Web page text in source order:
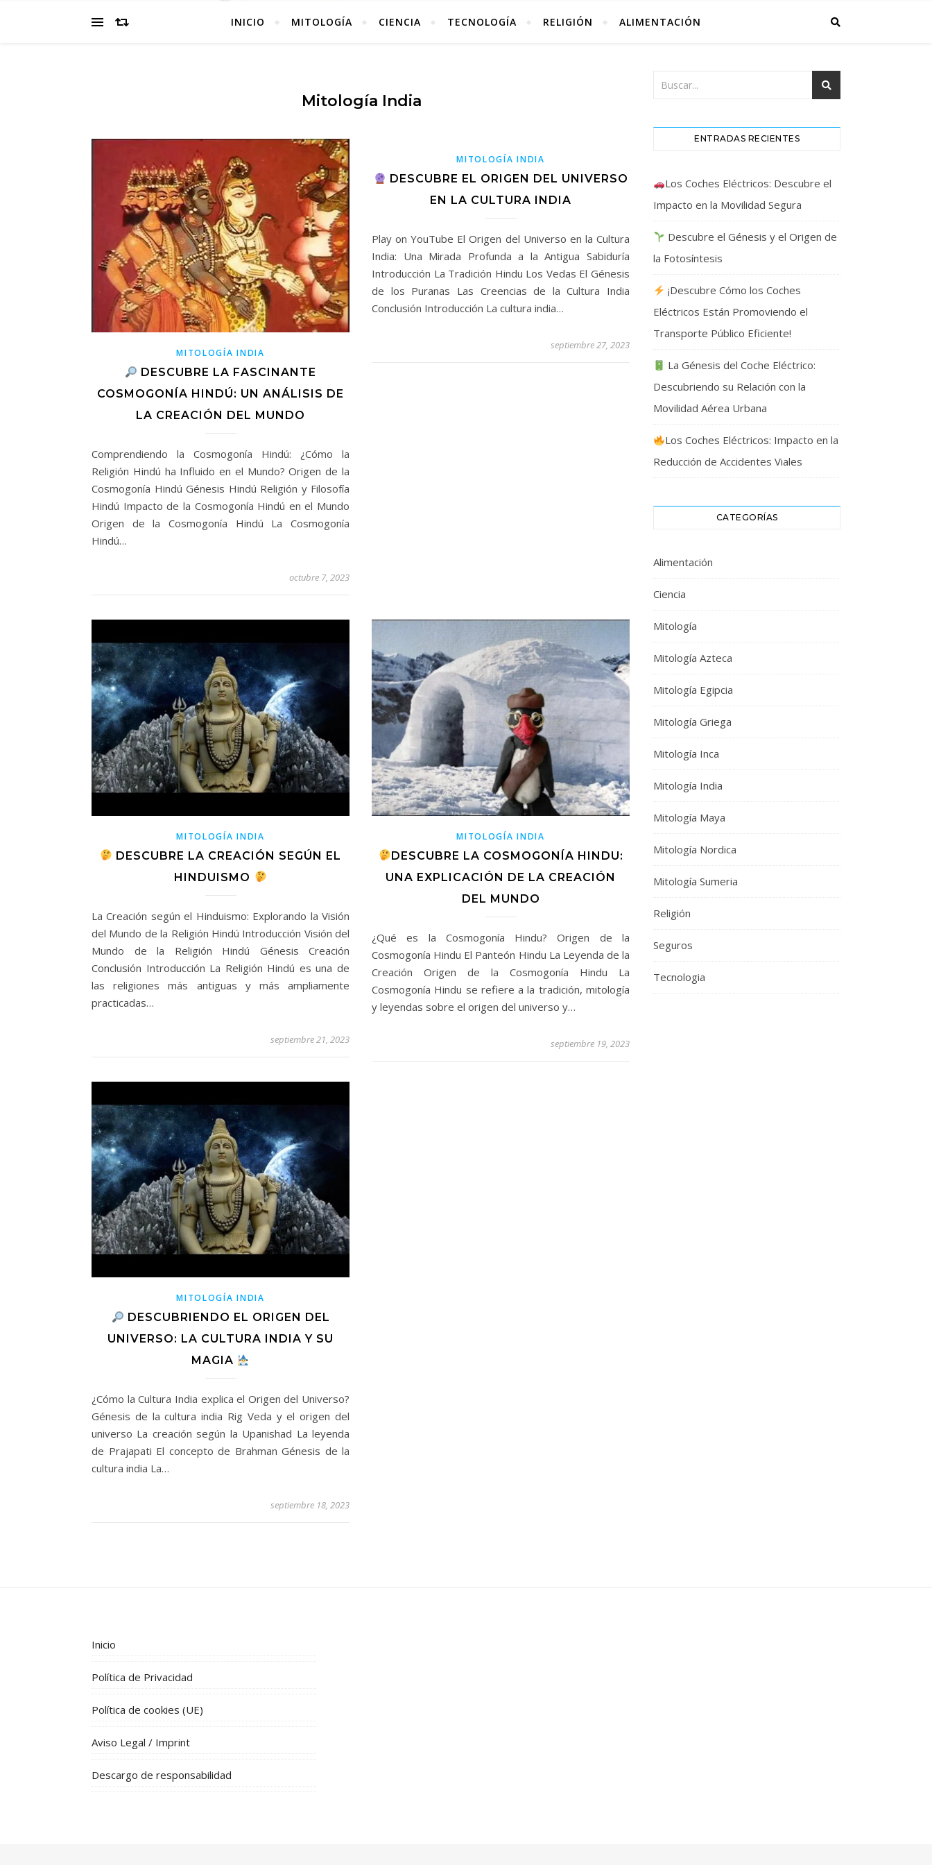
INICIO MITOLOGÍA CIENCIA TECNOLOGÍA RELIGIÓN ALIMENTACIÓN
Mitología India
MITOLOGÍA INDIA
DESCUBRE LA FASCINANTE
COSMOGONÍA HINDÚ: UN ANÁLISIS DE
LA CREACIÓN DEL MUNDO
Comprendiendo la Cosmogonía Hindú: ¿Cómo la
Religión Hindú ha Influido en el Mundo? Origen de la
Cosmogonía Hindú Génesis Hindú Religión y Filosofía
Hindú Impacto de la Cosmogonía Hindú en el Mundo
Origen de la Cosmogonía Hindú La Cosmogonía
Hindú…
octubre 7, 2023
MITOLOGÍA INDIA
DESCUBRE EL ORIGEN DEL UNIVERSO
EN LA CULTURA INDIA
Play on YouTube El Origen del Universo en la Cultura
India: Una Mirada Profunda a la Antigua Sabiduría
Introducción La Tradición Hindu Los Vedas El Génesis
de los Puranas Las Creencias de la Cultura India
Conclusión Introducción La cultura india…
septiembre 27, 2023
MITOLOGÍA INDIA
DESCUBRE LA CREACIÓN SEGÚN EL
HINDUISMO
La Creación según el Hinduismo: Explorando la Visión
del Mundo de la Religión Hindú Introducción Visión del
Mundo de la Religión Hindú Génesis Creación
Conclusión Introducción La Religión Hindú es una de
las religiones más antiguas y más ampliamente
practicadas…
septiembre 21, 2023
MITOLOGÍA INDIA
DESCUBRE LA COSMOGONÍA HINDU:
UNA EXPLICACIÓN DE LA CREACIÓN
DEL MUNDO
¿Qué es la Cosmogonía Hindu? Origen de la
Cosmogonía Hindu El Panteón Hindu La Leyenda de la
Creación Origen de la Cosmogonía Hindu La
Cosmogonía Hindu se refiere a la tradición, mitología
y leyendas sobre el origen del universo y…
septiembre 19, 2023
MITOLOGÍA INDIA
DESCUBRIENDO EL ORIGEN DEL
UNIVERSO: LA CULTURA INDIA Y SU
MAGIA
¿Cómo la Cultura India explica el Origen del Universo?
Génesis de la cultura india Rig Veda y el origen del
universo La creación según la Upanishad La leyenda
de Prajapati El concepto de Brahman Génesis de la
cultura india La…
septiembre 18, 2023
ENTRADAS RECIENTES
Los Coches Eléctricos: Descubre el
Impacto en la Movilidad Segura
Descubre el Génesis y el Origen de
la Fotosíntesis
¡Descubre Cómo los Coches
Eléctricos Están Promoviendo el
Transporte Público Eficiente!
La Génesis del Coche Eléctrico:
Descubriendo su Relación con la
Movilidad Aérea Urbana
Los Coches Eléctricos: Impacto en la
Reducción de Accidentes Viales
CATEGORÍAS
Alimentación
Ciencia
Mitología
Mitología Azteca
Mitología Egipcia
Mitología Griega
Mitología Inca
Mitología India
Mitología Maya
Mitología Nordica
Mitología Sumeria
Religión
Seguros
Tecnologia
Inicio
Política de Privacidad
Política de cookies (UE)
Aviso Legal / Imprint
Descargo de responsabilidad